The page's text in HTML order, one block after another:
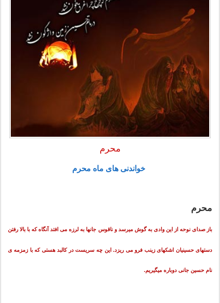
محرم
خواندنی های ماه محرم
محرم
باز صدای نوحه از این وادی به گوش میرسد و ناقوس جانها به لرزه می افتد آنگاه که با بالا رفتن
دستهای حسینیان اشکهای زینب فرو می ریزد. این چه سریست در کالبد هستی که با زمزمه ی
نام حسین جانی دوباره میگیریم.